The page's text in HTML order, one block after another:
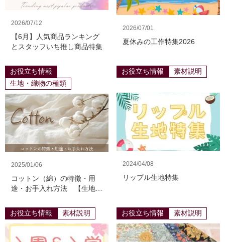
2026/07/12
【6月】人気商品ランキング
とスタッフいち推し商品特集
2026/07/01
夏休みの工作特集2026
お役立ち情報
生地・織物の種類
2025/01/06
コットン（綿）の特徴・用
途・お手入れ方法 【生地・
お役立ち情報 素材説明
2024/04/08
リップル生地特集
お役立ち情報 素材説明 お役立ち情報 素材説明